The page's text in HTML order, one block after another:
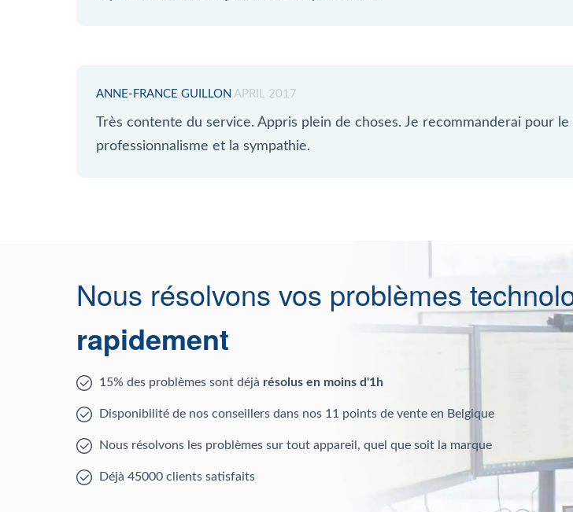
ANNE-FRANCE GUILLON APRIL 2017
Très contente du service. Appris plein de choses. Je recommanderai pour le
professionnalisme et la sympathie.
Nous résolvons vos problèmes
rapidement
15% des problèmes sont déjà résolus en moins d'1h
Disponibilité de nos conseillers dans nos 11 points de vente en Belgique
Nous résolvons les problèmes sur tout appareil, quel que soit la marque
Déjà 45000 clients satisfaits